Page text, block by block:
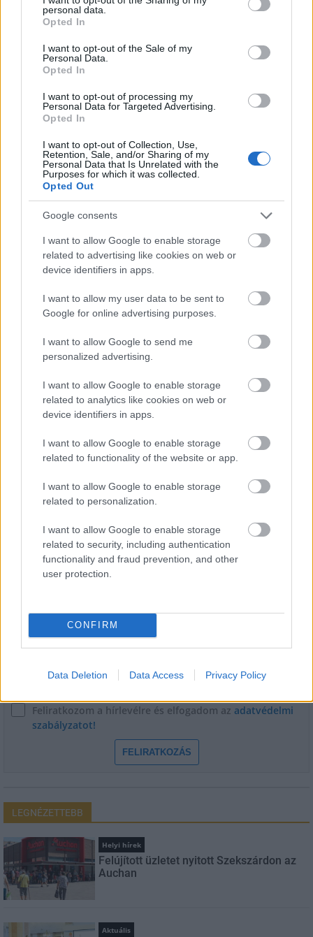
grant or deny consent to Google and its third-party tags to
use your data for below specified purposes in below Google
consent section.
personal data.
Opted In
I want to opt-out of the Sale of my
Personal Data.
Opted In
I want to opt-out of processing my
Personal Data for Targeted Advertising.
Opted In
I want to opt-out of Collection, Use,
Retention, Sale, and/or Sharing of my
Personal Data that Is Unrelated with the
Purposes for which it was collected.
Opted Out
Google consents
I want to allow Google to enable storage
related to advertising like cookies on web or
device identifiers in apps.
I want to allow my user data to be sent to
Google for online advertising purposes.
I want to allow Google to send me
personalized advertising.
I want to allow Google to enable storage
related to analytics like cookies on web or
device identifiers in apps.
I want to allow Google to enable storage
related to functionality of the website or app.
I want to allow Google to enable storage
related to personalization.
I want to allow Google to enable storage
related to security, including authentication
functionality and fraud prevention, and other
user protection.
CONFIRM
Data Deletion Data Access Privacy Policy
autópálya útépítés M1-es autópálya
M1 bővítés: már zajlik a teljesen új Bicske Kelet
csomópont építése
Tizenegy meglévő csomópontot korszerűsít és négy új,
különszintű csomópontot hoz létre az MKIF az M1-es
bővítésénél.
Új gyalogosátkelők és jelzőlámpás
csomópont épül Angyalföldön
Másfélszeresére bővítik
iskoláját
Látványos építési szakasz indult be a
Flórián téri felüljárón
Paks II.: Mit jelent az 5. blokk új
mérföldköve a felülvizsgálat
árnyékában?
HÍRLEVÉL
Név
Feliratkozom a hírlevélre és elfogadom az adatvédelmi
szabályzatot!
FELIRATKOZÁS
LEGNÉZETTEBB
Helyi hírek
Felújított üzletet nyitott Szekszárdon az
Auchan
Aktuális